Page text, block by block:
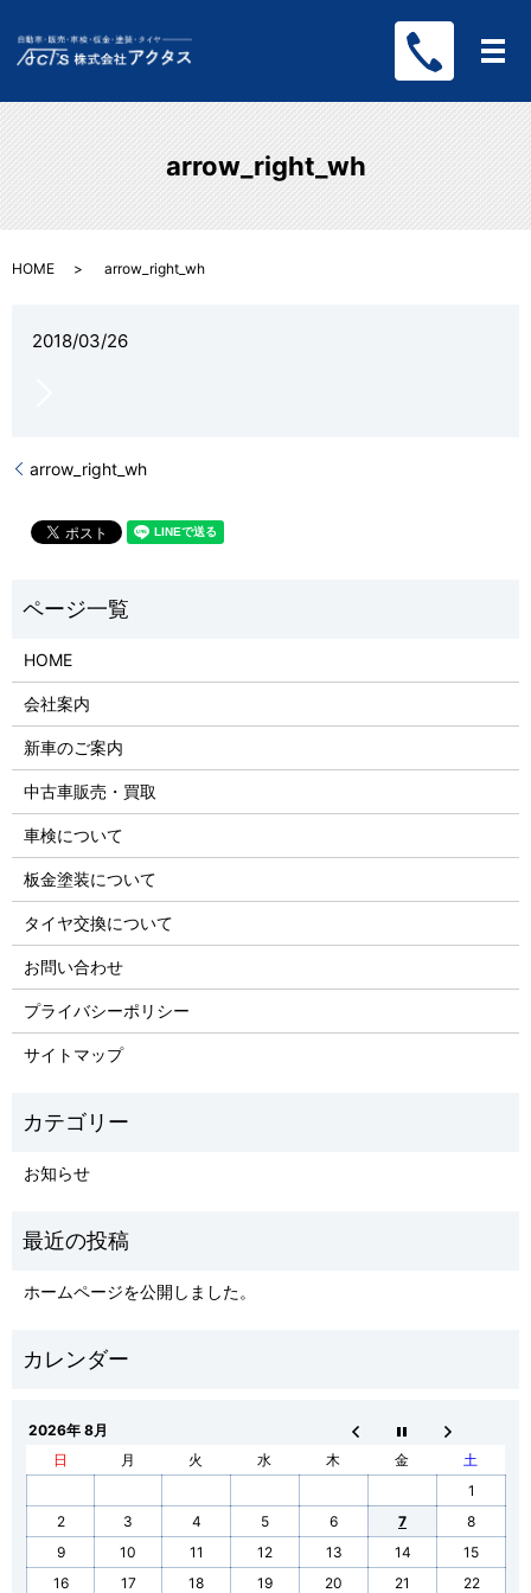
メ
arrow_right_wh
HOME arrow_right_wh
2018/03/26
arrow_right_wh
HOME
会社案内
新車のご案内
中古車販売・買取
車検について
板金塗装について
タイヤ交換について
お問い合わせ
プライバシーポリシー
サイトマップ
お知らせ
ホームページを公開しました。
2026年 8月
日
月 火 水 木 金
土
1
2
3 4 5 6 7
8
9
10 11 12 13 14
15
16
17 18 19 20 21 22